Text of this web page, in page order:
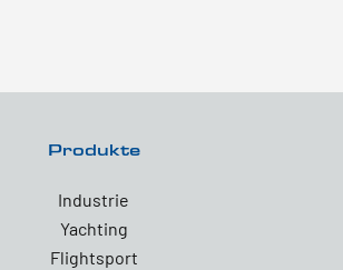
Produkte
Industrie
Yachting
Flightsport